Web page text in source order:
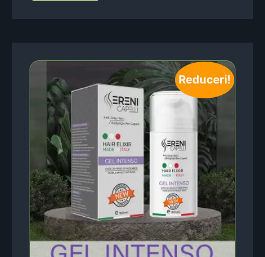
Reduceri!